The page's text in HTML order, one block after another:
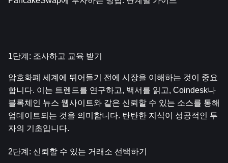
1단계: 조사하고 교육 받기
암호화폐 세계에 뛰어들기 전에 시장을 이해하는 것이 중요
합니다. 이는 트렌드를 연구하고, 백서를 읽고, Coindesk나
블록체인 뉴스 웹사이트와 같은 신뢰할 수 있는 소스를 통해
업데이트되는 것을 의미합니다. 탄탄한 지식이 성공적인 투
자의 기초입니다.
2단계: 신뢰할 수 있는 거래소 선택하기